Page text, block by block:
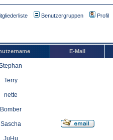
Benutzergruppen Profil
E-Mail
Terry
nette
Bomber
Sascha
JuHu